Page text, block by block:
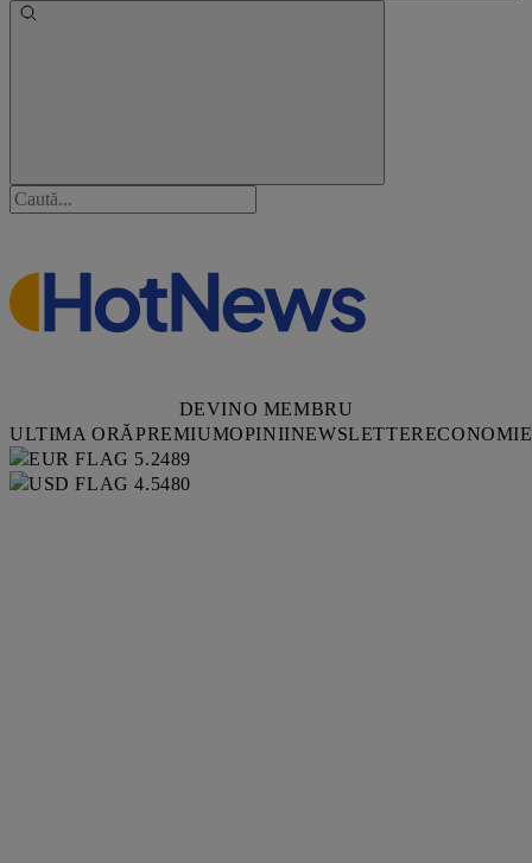
DEVINO MEMBRU
ULTIMA ORĂPREMIUMOPINIINEWSLETTERECONOMIE
5.2489
4.5480